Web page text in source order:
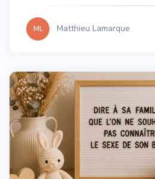
ML Matthieu Lamarque